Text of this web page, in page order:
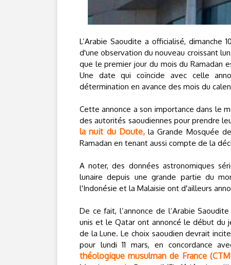
L’Arabie Saoudite a officialisé,
d'une observation du nouveau croissant
que le premier jour du mois du Ramadan
Une date qui coïncide avec celle
détermination en avance des mois du
Cette annonce a son importance dans le
des autorités saoudiennes pour prendre
la nuit du Doute,la Grande Mosquée
Ramadan en tenant aussi compte de la
A noter, des données astronomiques
lunaire depuis une grande partie du
l'Indonésie et la Malaisie ont d'ailleurs
De ce fait, l’annonce de l’Arabie
unis et le Qatar ont annoncé le début du
de la Lune. Le choix saoudien devrait
pour lundi 11 mars, en concordance
théologique musulman de France